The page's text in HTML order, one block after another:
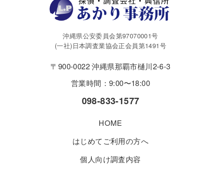
沖縄県公安委員会第97070001号
(一社)日本調査業協会正会員第1491号
〒900-0022 沖縄県那覇市樋川2-6-3
営業時間：9:00〜18:00
098-833-1577
HOME
はじめてご利用の方へ
個人向け調査内容